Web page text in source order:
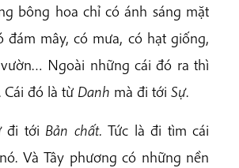
bông hoa chỉ có ánh sáng mặt
đám mây, có mưa, có hạt giống,
Ngoài những cái đó ra thì
đó là từ Danh mà đi tới Sự.
đi tới Bản chất. Tức là đi tìm cái
Và Tây phương có những nền